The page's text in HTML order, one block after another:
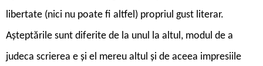
libertate (nici nu poate fi altfel) propriul gust literar.
Așteptările sunt diferite de la unul la altul, modul de a
judeca scrierea e și el mereu altul și de aceea impresiile